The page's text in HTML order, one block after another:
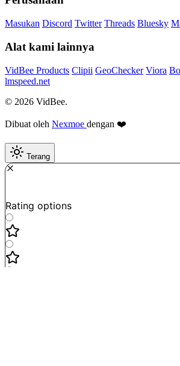
Masukan Discord Twitter Threads Bluesky
Alat kami lainnya
VidBee Products Clipii GeoChecker Viora
lmspeed.net
© 2026 VidBee.
Dibuat oleh Nexmoe dengan ❤️
Terang
Rating options